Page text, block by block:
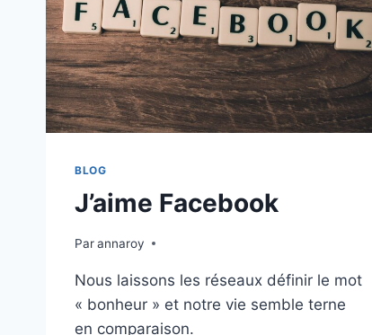
BLOG
J’aime Facebook
Parannaroy
Nous laissons les réseaux définir le mot
« bonheur » et notre vie semble terne
en comparaison.